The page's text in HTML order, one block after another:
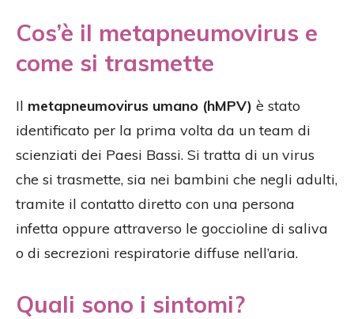
Cos’è il metapneumovirus e
come si trasmette
Il metapneumovirus umano (hMPV) è stato
identificato per la prima volta da un team di
scienziati dei Paesi Bassi. Si tratta di un virus
che si trasmette, sia nei bambini che negli adulti,
tramite il contatto diretto con una persona
infetta oppure attraverso le goccioline di saliva
o di secrezioni respiratorie diffuse nell’aria.
Quali sono i sintomi?